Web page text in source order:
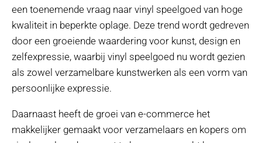
een toenemende vraag naar vinyl speelgoed van hoge
kwaliteit in beperkte oplage. Deze trend wordt gedreven
door een groeiende waardering voor kunst, design en
zelfexpressie, waarbij vinyl speelgoed nu wordt gezien
als zowel verzamelbare kunstwerken als een vorm van
persoonlijke expressie.
Daarnaast heeft de groei van e-commerce het
makkelijker gemaakt voor verzamelaars en kopers om